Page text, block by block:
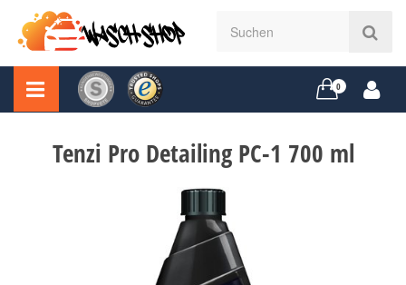
0
Tenzi Pro Detailing PC-1 700 ml